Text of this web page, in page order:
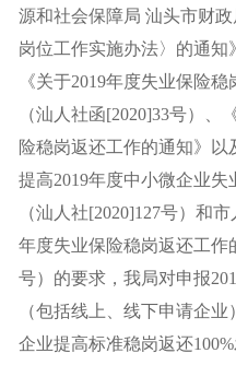
源和社会保障局 汕头市财
岗位工作实施办法〉的通知
《关于2019年度失业保险
（汕人社函[2020]33号）
险稳岗返还工作的通知》
提高2019年度中小微企业失
（汕人社[2020]127号）和
年度失业保险稳岗返还工作
号）的要求，我局对申报
（包括线上、线下申请企
企业提高标准稳岗返还